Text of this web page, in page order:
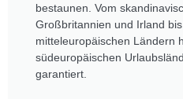
bestaunen. Vom
Großbritannien und Irland
mitteleuropäischen Ländern
südeuropäischen
garantiert.